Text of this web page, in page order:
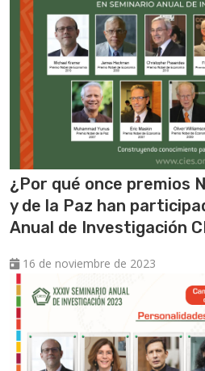
¿Por qué once premios
y de la Paz han
Anual de Investigación
16 de noviembre de 2023